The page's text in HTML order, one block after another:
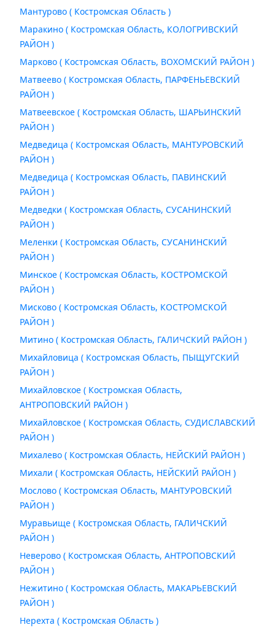
Мантурово ( Костромская Область )
Маракино ( Костромская Область, КОЛОГРИВСКИЙ
РАЙОН )
Марково ( Костромская Область, ВОХОМСКИЙ РАЙОН )
Матвеево ( Костромская Область, ПАРФЕНЬЕВСКИЙ
РАЙОН )
Матвеевское ( Костромская Область, ШАРЬИНСКИЙ
РАЙОН )
Медведица ( Костромская Область, МАНТУРОВСКИЙ
РАЙОН )
Медведица ( Костромская Область, ПАВИНСКИЙ
РАЙОН )
Медведки ( Костромская Область, СУСАНИНСКИЙ
РАЙОН )
Меленки ( Костромская Область, СУСАНИНСКИЙ
РАЙОН )
Минское ( Костромская Область, КОСТРОМСКОЙ
РАЙОН )
Мисково ( Костромская Область, КОСТРОМСКОЙ
РАЙОН )
Митино ( Костромская Область, ГАЛИЧСКИЙ РАЙОН )
Михайловица ( Костромская Область, ПЫЩУГСКИЙ
РАЙОН )
Михайловское ( Костромская Область,
АНТРОПОВСКИЙ РАЙОН )
Михайловское ( Костромская Область, СУДИСЛАВСКИЙ
РАЙОН )
Михалево ( Костромская Область, НЕЙСКИЙ РАЙОН )
Михали ( Костромская Область, НЕЙСКИЙ РАЙОН )
Мослово ( Костромская Область, МАНТУРОВСКИЙ
РАЙОН )
Муравьище ( Костромская Область, ГАЛИЧСКИЙ
РАЙОН )
Неверово ( Костромская Область, АНТРОПОВСКИЙ
РАЙОН )
Нежитино ( Костромская Область, МАКАРЬЕВСКИЙ
РАЙОН )
Нерехта ( Костромская Область )